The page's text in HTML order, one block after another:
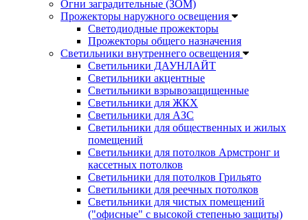
Огни заградительные (ЗОМ)
Прожекторы наружного освещения
Светодиодные прожекторы
Прожекторы общего назначения
Светильники внутреннего освещения
Светильники ДАУНЛАЙТ
Светильники акцентные
Светильники взрывозащищенные
Светильники для ЖКХ
Светильники для АЗС
Светильники для общественных и жилых
помещений
Светильники для потолков Армстронг и
кассетных потолков
Светильники для потолков Грильято
Светильники для реечных потолков
Светильники для чистых помещений
("офисные" с высокой степенью защиты)